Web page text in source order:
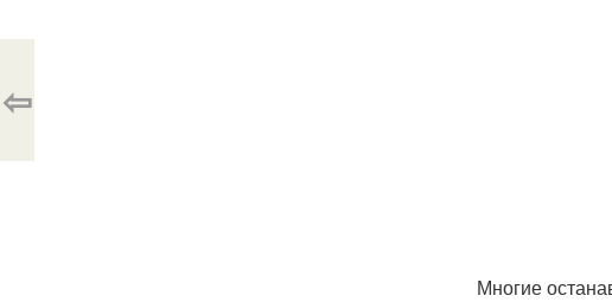
Многие
⇦